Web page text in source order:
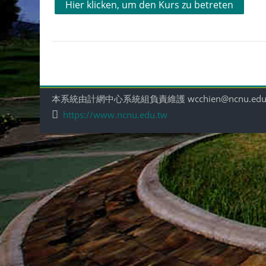
Hier klicken, um den Kurs zu betreten
本系統由計網中心系統組負責維護
https://www.ncnu.edu.tw